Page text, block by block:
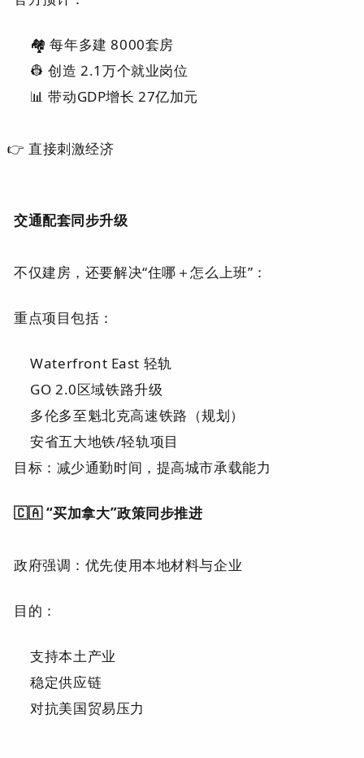
🏘️ 每年多建 8000套房
👷 创造 2.1万个就业岗位
📊 带动GDP增长 27亿加元
👉 直接刺激经济
交通配套同步升级
不仅建房，还要解决“住哪＋怎么上班”：
重点项目包括：
Waterfront East 轻轨
GO 2.0区域铁路升级
多伦多至魁北克高速铁路（规划）
安省五大地铁/轻轨项目
目标：减少通勤时间，提高城市承载能力
🇨🇦 “买加拿大”政策同步推进
政府强调：优先使用本地材料与企业
目的：
支持本土产业
稳定供应链
对抗美国贸易压力